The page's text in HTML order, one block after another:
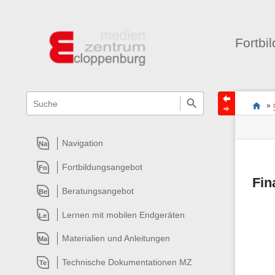
Wikiübergreifende
Schnellsuche
Na Navigation
Fo Fortbildungsangebot
Be Beratungsangebot
Le Lernen mit mobilen Endgeräten
Ma Materialien und Anleitungen
Te Technische Dokumentationen MZ
Sie
»